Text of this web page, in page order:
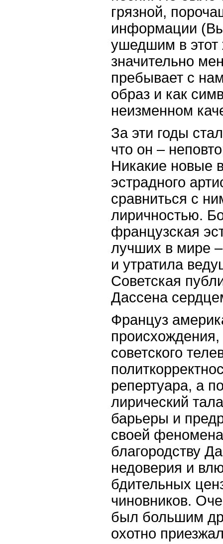
грязной,
информации
ушедшим в этот
значительно
пребывает с
образ и как
неизменном
За эти годы
что он –
Никакие новые
эстрадного
сравниться с
лиричностью.
французская
лучших в мире
и утратила
Советская
Дассена
Француз
советского
репертуара, а
лирический
барьеры и
своей
благородству
недоверия и
бдительных
чиновников.
был большим
охотно